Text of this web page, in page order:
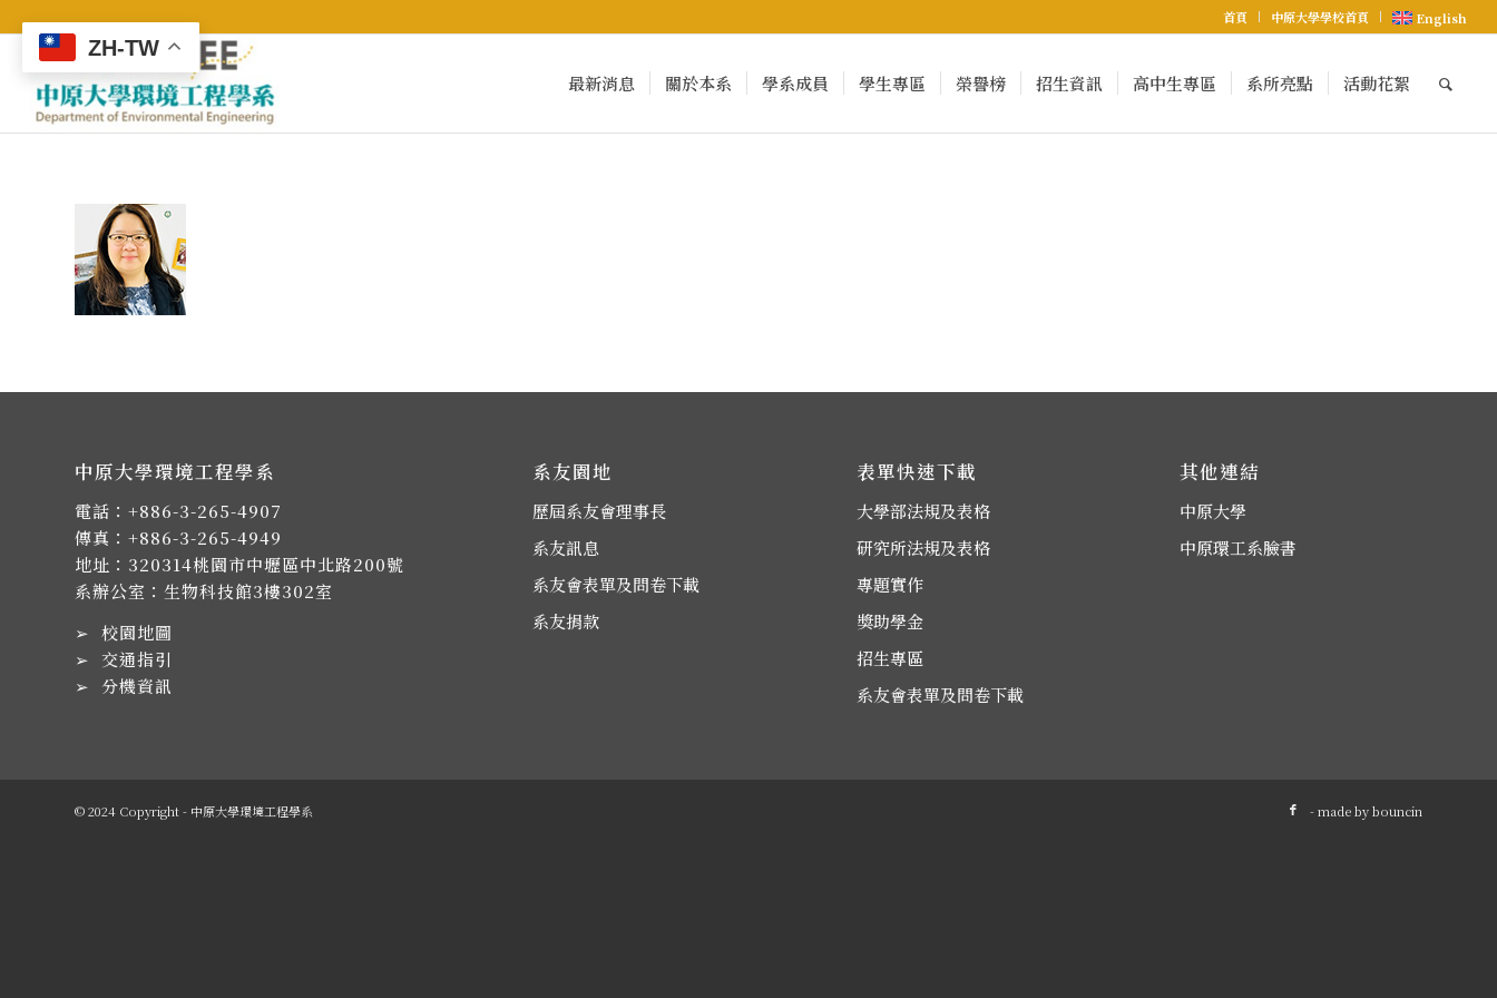
首頁 中原大學學校首頁 English
最新消息 關於本系 學系成員 學生專區 榮譽榜 招生資訊 高中生專區 系所亮點 活動花絮
中原大學環境工程學系
電話： +886-3-265-4907
傳真：+886-3-265-4949
地址： 320314桃園市中壢區中北路200號
系辦公室：生物科技館3樓302室
➢ 校園地圖
➢ 交通指引
➢ 分機資訊
系友園地
歷屆系友會理事長
系友訊息
系友會表單及問卷下載
系友捐款
表單快速下載
大學部法規及表格
研究所法規及表格
專題實作
獎助學金
招生專區
系友會表單及問卷下載
其他連結
中原大學
中原環工系臉書
© 2024 Copyright - 中原大學環境工程學系 - made bybouncin
ZH-TW